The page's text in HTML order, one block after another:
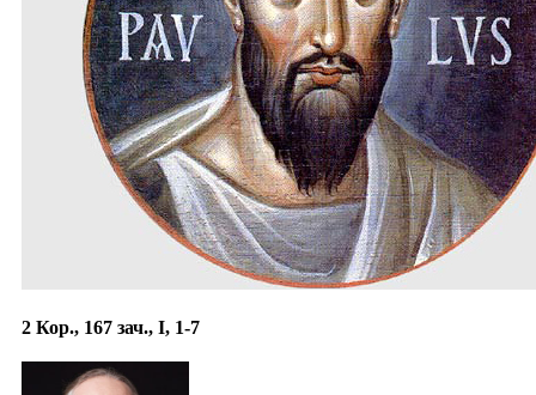
2 Кор., 167 зач., I, 1-7